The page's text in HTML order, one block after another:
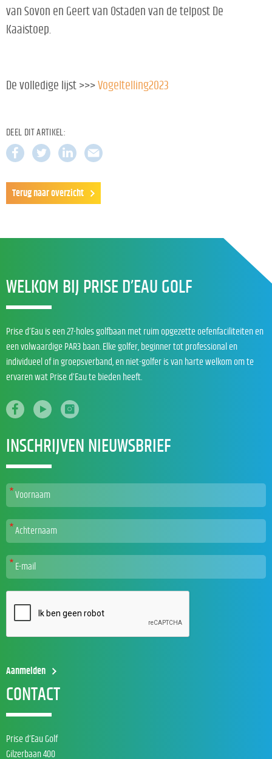
van Sovon en Geert van Ostaden van de telpost De
Kaaistoep.
De volledige lijst >>> Vogeltelling2023
DEEL DIT ARTIKEL:
Terug naar overzicht
WELKOM BIJ PRISE D’EAU GOLF
Prise d’Eau is een 27-holes golfbaan met ruim opgezette oefenfaciliteiten en
een volwaardige PAR3 baan. Elke golfer, beginner tot professional en
individueel of in groepsverband, en niet-golfer is van harte welkom om te
ervaren wat Prise d’Eau te bieden heeft.
INSCHRIJVEN NIEUWSBRIEF
CONTACT
Prise d’Eau Golf
Gilzerbaan 400